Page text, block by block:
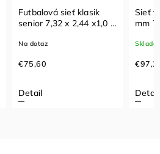
Futbalová sieť klasik
senior 7,32 x 2,44 x1,0 x
Na dotaz
€75,60
Detail
Sieť
mm 7,5 x 2,5 x 1,7 x
Detail